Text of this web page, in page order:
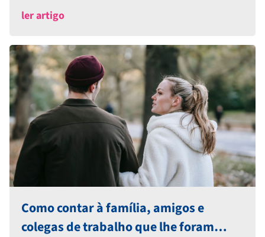
ler artigo
Como contar à família, amigos e
colegas de trabalho que lhe foram